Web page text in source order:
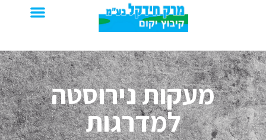
מעקות נירוסטה
למדרגות